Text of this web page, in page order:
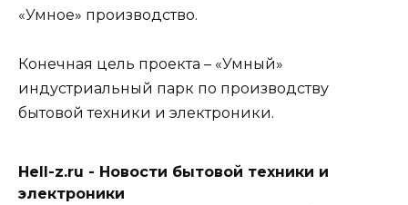
«Умное» производство.
Конечная цель проекта – «Умный»
индустриальный парк по производству
бытовой техники и электроники.
Hell-z.ru - Новости бытовой техники и
электроники